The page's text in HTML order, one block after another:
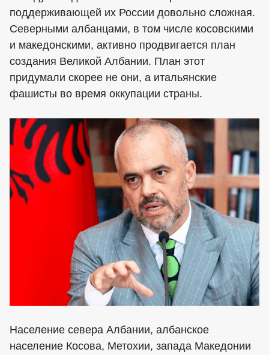
поддерживающей их России довольно сложная.
Северными албанцами, в том числе косовскими
и македонскими, активно продвигается план
создания Великой Албании. План этот
придумали скорее не они, а итальянские
фашисты во время оккупации страны.
Население севера Албании, албанское
население Косова, Метохии, запада Македонии